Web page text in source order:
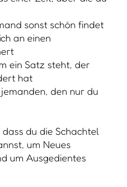
mit der Schachtel?
klar:
nicht dafür da, von
zu werden.
einmal nicht mehr da
werden.